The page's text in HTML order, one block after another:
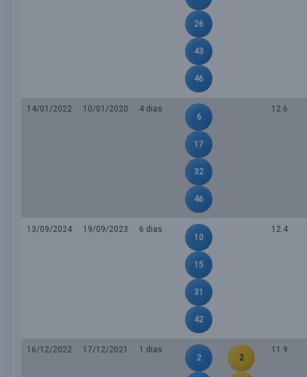
26
43
46
14/01/2022 10/01/2020
4 dias
6
17
32
46
12.6
13/09/2024 19/09/2023
6 dias
10
15
31
42
12.4
16/12/2022 17/12/2021
1 dias
2
2
11.9